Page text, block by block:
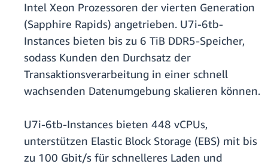
Intel Xeon Prozessoren der vierten Generation
(Sapphire Rapids) angetrieben. U7i-6tb-
Instances bieten bis zu 6 TiB DDR5-Speicher,
sodass Kunden den Durchsatz der
Transaktionsverarbeitung in einer schnell
wachsenden Datenumgebung skalieren können.
U7i-6tb-Instances bieten 448 vCPUs,
unterstützen Elastic Block Storage (EBS) mit bis
zu 100 Gbit/s für schnelleres Laden und